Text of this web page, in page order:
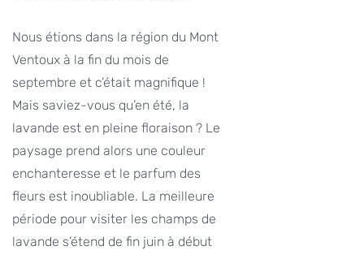
Nous étions dans la région du Mont
Ventoux à la fin du mois de
septembre et c’était magnifique !
Mais saviez-vous qu’en été, la
lavande est en pleine floraison ? Le
paysage prend alors une couleur
enchanteresse et le parfum des
fleurs est inoubliable. La meilleure
période pour visiter les champs de
lavande s’étend de fin juin à début